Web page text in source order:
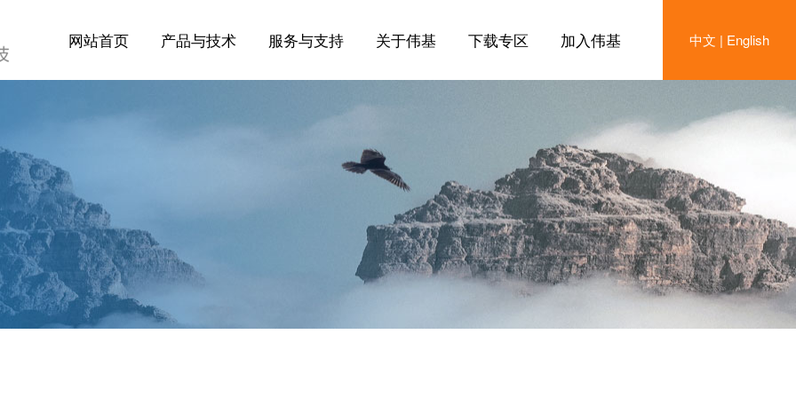
中文 | English
网站首页 产品与技术 服务与支持 关于伟基 下载专区 加入伟基